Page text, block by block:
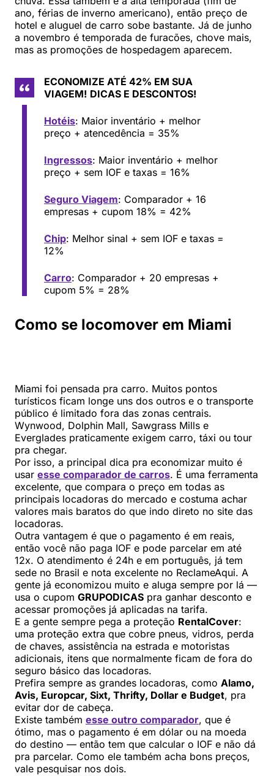
ano, férias de inverno americano), então preço de
hotel e aluguel de carro sobe bastante. Já de junho
a novembro é temporada de furacões, chove mais,
mas as promoções de hospedagem aparecem.
ECONOMIZE ATÉ 42% EM SUA
VIAGEM! DICAS E DESCONTOS!
Hotéis: Maior inventário + melhor
preço + atencedência = 35%
Ingressos: Maior inventário + melhor
preço + sem IOF e taxas = 16%
Seguro Viagem: Comparador + 16
empresas + cupom 18% = 42%
Chip: Melhor sinal + sem IOF e taxas =
12%
Carro: Comparador + 20 empresas +
cupom 5% = 28%
Como se locomover em Miami
Miami foi pensada pra carro. Muitos pontos
turísticos ficam longe uns dos outros e o transporte
público é limitado fora das zonas centrais.
Wynwood, Dolphin Mall, Sawgrass Mills e
Everglades praticamente exigem carro, táxi ou tour
pra chegar.
Por isso, a principal dica pra economizar muito é
usar esse comparador de carros. É uma ferramenta
excelente, que compara o preço em todas as
principais locadoras do mercado e costuma achar
valores mais baratos do que indo direto no site das
locadoras.
Outra vantagem é que o pagamento é em reais,
então você não paga IOF e pode parcelar em até
12x. O atendimento é 24h e em português, já tem
sede no Brasil e nota excelente no ReclameAqui. A
gente já economizou muito e aluga sempre por lá —
usa o cupom GRUPODICAS pra ganhar desconto e
acessar promoções já aplicadas na tarifa.
E a gente sempre pega a proteção RentalCover:
uma proteção extra que cobre pneus, vidros, perda
de chaves, assistência na estrada e motoristas
adicionais, itens que normalmente ficam de fora do
seguro básico das locadoras.
Prefira sempre as grandes locadoras, como Alamo,
Avis, Europcar, Sixt, Thrifty, Dollar e Budget, pra
evitar dor de cabeça.
Existe também esse outro comparador, que é
ótimo, mas o pagamento é em dólar ou na moeda
do destino — então tem que calcular o IOF e não dá
pra parcelar. Como ele também acha bons preços,
vale pesquisar nos dois.